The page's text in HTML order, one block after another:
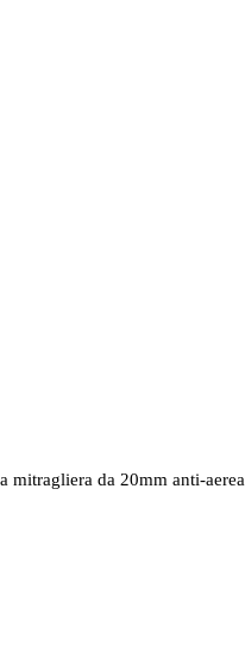
da 20mm anti-aerea